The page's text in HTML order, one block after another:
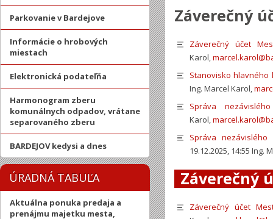
Parkovanie v Bardejove
Informácie o hrobových
miestach
Elektronická podateľňa
Harmonogram zberu
komunálnych odpadov, vrátane
separovaného zberu
BARDEJOV kedysi a dnes
ÚRADNÁ TABUĽA
Aktuálna ponuka predaja a
prenájmu majetku mesta,
Záverečný
Záverečný účet
Karol,
Stanovisko hlavného
Ing. Marcel Karol,
Správa
Karol,
Správa
19.12.2025, 14:55 Ing.
Záverečný
Záverečný účet